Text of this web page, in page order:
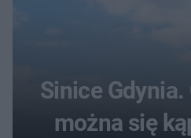
Sinice Gdynia.
można się